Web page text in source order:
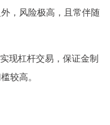
，风险极高，且常伴随
现杠杆交易，保证金制
较高。